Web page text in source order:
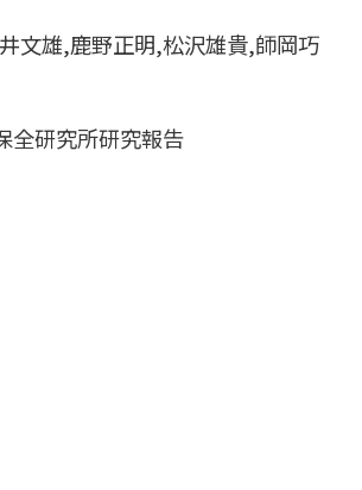
文雄,鹿野正明,松沢雄貴,師岡巧
全研究所研究報告